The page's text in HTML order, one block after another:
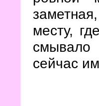
месту,
смывало
сейчас